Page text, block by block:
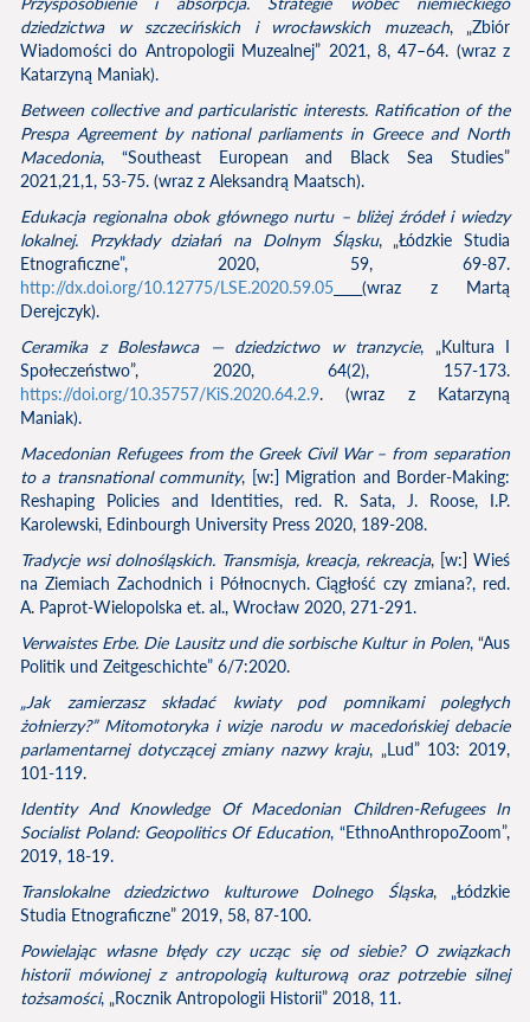
dziedzictwa w szczecińskich i wrocławskich muzeach, „Zbiór
Wiadomości do Antropologii Muzealnej” 2021, 8, 47–64. (wraz z
Katarzyną Maniak).
Between collective and particularistic interests. Ratification of the
Prespa Agreement by national parliaments in Greece and North
Macedonia, “Southeast European and Black Sea Studies”
2021,21,1, 53-75. (wraz z Aleksandrą Maatsch).
Edukacja regionalna obok głównego nurtu – bliżej źródeł i wiedzy
lokalnej. Przykłady działań na Dolnym Śląsku, „Łódzkie Studia
Etnograficzne”, 2020, 59, 69-87.
http://dx.doi.org/10.12775/LSE.2020.59.05
(wraz z Martą
Derejczyk).
Ceramika z Bolesławca — dziedzictwo w tranzycie, „Kultura I
Społeczeństwo”, 2020, 64(2), 157-173.
https://doi.org/10.35757/KiS.2020.64.2.9. (wraz z Katarzyną
Maniak).
Macedonian Refugees from the Greek Civil War – from separation
to a transnational community, [w:] Migration and Border-Making:
Reshaping Policies and Identities, red. R. Sata, J. Roose, I.P.
Karolewski, Edinbourgh University Press 2020, 189-208.
Tradycje wsi dolnośląskich. Transmisja, kreacja, rekreacja, [w:] Wieś
na Ziemiach Zachodnich i Północnych. Ciągłość czy zmiana?, red.
A. Paprot-Wielopolska et. al., Wrocław 2020, 271-291.
Verwaistes Erbe. Die Lausitz und die sorbische Kultur in Polen, “Aus
Politik und Zeitgeschichte” 6/7:2020.
„Jak zamierzasz składać kwiaty pod pomnikami poległych
żołnierzy?” Mitomotoryka i wizje narodu w macedońskiej debacie
parlamentarnej dotyczącej zmiany nazwy kraju, „Lud” 103: 2019,
101-119.
Identity And Knowledge Of Macedonian Children-Refugees In
Socialist Poland: Geopolitics Of Education, “EthnoAnthropoZoom”,
2019, 18-19.
Translokalne dziedzictwo kulturowe Dolnego Śląska, „Łódzkie
Studia Etnograficzne” 2019, 58, 87-100.
Powielając własne błędy czy ucząc się od siebie? O związkach
historii mówionej z antropologią kulturową oraz potrzebie silnej
tożsamości, „Rocznik Antropologii Historii” 2018, 11.